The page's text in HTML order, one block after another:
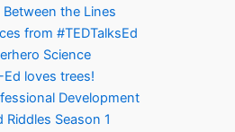
Between the Lines
from #TEDTalksEd
Science
Ed loves trees!
Development
Riddles Season 1